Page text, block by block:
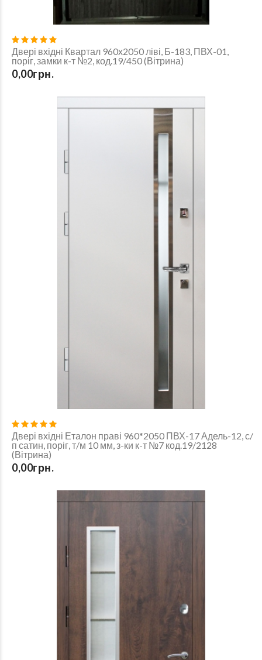
Двері вхідні Квартал 960х2050 ліві, Б-183, ПВХ-01,
поріг, замки к-т №2, код.19/450 (Вітрина)
0,00грн.
Двері вхідні Еталон праві 960*2050 ПВХ-17 Адель-12, с/
п сатин, поріг, т/м 10 мм, з-ки к-т №7 код.19/2128
(Вітрина)
0,00грн.